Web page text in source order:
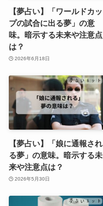
【夢占い】「ワールドカッ
プの試合に出る夢」の意
味。暗示する未来や注意点
は？
2026年6月18日
【夢占い】「娘に通報され
る夢」の意味。暗示する未
来や注意点は？
2026年5月30日